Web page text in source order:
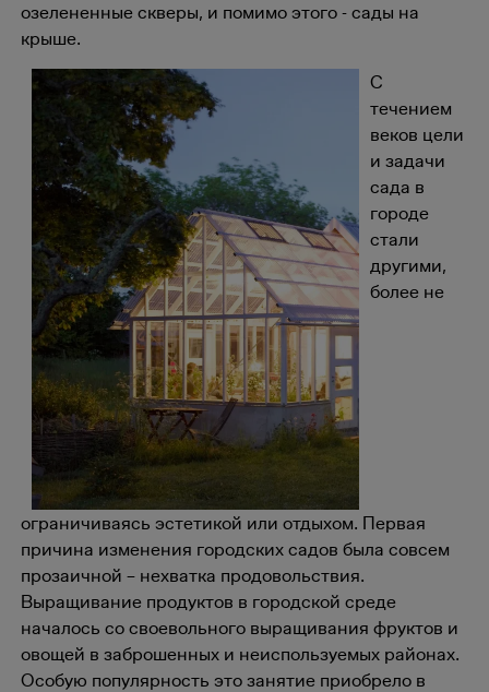
озелененные скверы, и помимо этого - сады на
крыше.
С
течением
веков цели
и задачи
сада в
городе
стали
другими,
более не
ограничиваясь эстетикой или отдыхом. Первая
причина изменения городских садов была совсем
прозаичной – нехватка продовольствия.
Выращивание продуктов в городской среде
началось со своевольного выращивания фруктов и
овощей в заброшенных и неиспользуемых районах.
Особую популярность это занятие приобрело в